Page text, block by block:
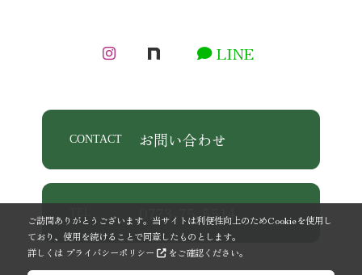
LINE
CONTACT お問い合わせ
0773-75-5514
ご訪問ありがとうございます。当サイトは利便性向上のためCookieを使用し
ており、使用を続けることで同意したものとします。
詳しくは プライバシーポリシー をご確認ください。